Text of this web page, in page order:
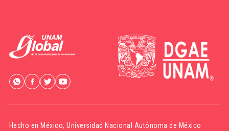
Hecho en México,Universidad Nacional Autónoma de México